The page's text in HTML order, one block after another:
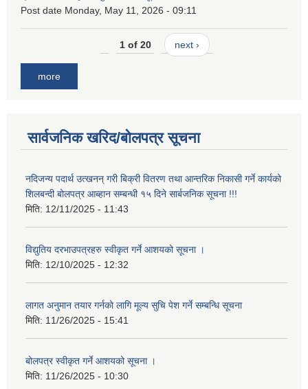
Post date Monday, May 11, 2026 - 09:11
1 of 20 next ›
more
सार्वजनिक खरिद/बोलपत्र सूचना
नदिजन्य पदार्थ उत्खनन् गरी बिक्री वितरण तथा आन्तरिक निकासी गर्ने कार्यको
शिलबन्दी बोलपत्र आब्हान सम्बन्धी १५ दिने सार्बजनिक सूचना !!!
मिति: 12/11/2025 - 11:43
विद्युतिय दरभाउपत्रहरु स्वीकृत गर्ने आशयको सूचना ।
मिति: 12/10/2025 - 12:32
लागत अनुमान तयार गर्नकाे लागि मूल्य सुचि पेश गर्ने सम्बन्धि सूचना
मिति: 11/26/2025 - 15:41
बोलपत्र स्वीकृत गर्ने आशयको सूचना ।
मिति: 11/26/2025 - 10:30